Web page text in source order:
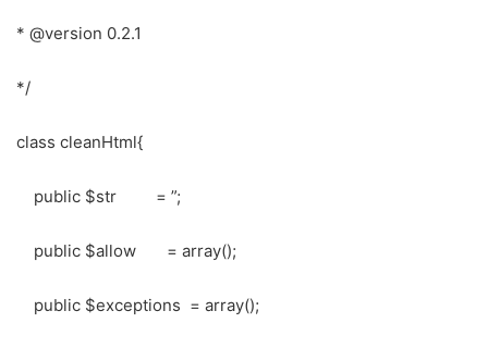
* @version 0.2.1
*/
class cleanHtml{
public $str = ”;
public $allow = array();
public $exceptions = array();